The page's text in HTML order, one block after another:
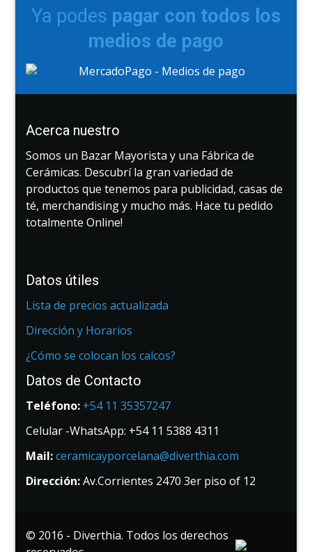
Ya podes pagar con todos los
medios de pago
Acerca nuestro
Somos un Bazar Mayorista y una Fábrica de
Cerámicas. Descubrí la gran variedad de
productos que tenemos para publicidad, casas de
té, merchandising y mucho más. Hace tu pedido
totalmente Online!
Datos útiles
Lista de precios actualizada
Dirección y Horarios
¿Cómo se colocan los calcos?
Datos de Contacto
Teléfono: +54 11 35357247
Celular -WhatsApp: +54 11 5388 4311
Mail:ceramicayporcelana@diverthia.com
Dirección:Av.Corrientes 2470 3er piso of 12
© 2016 - Diverthia. Todos los derechos